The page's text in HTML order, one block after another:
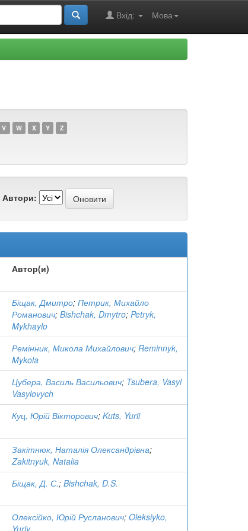
Мова
Вхід:
V W X Y Z
Автори:
Автор(и)
Біщак, Дмитро; Петрик, Михайло
Романович; Bishchak, Dmytro; Petryk,
Mykhaylo
Ремінник, Микола Михайлович; Reminnyk,
Mykola
Цубера, Василь Васильович; Tsubera, Vasyl
Vasylovych
Куц, Юрій Вікторович; Kuts, Yurii
Закітнюк, Наталія Олександрівна;
Zakitnyuk, Natalia
Біщак, Д. С.; Bishchak, D.S.
Олексійко, Юрій Русланович; Oleksiyko,
Yuriy